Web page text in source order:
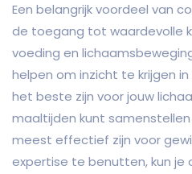
Een belangrijk voordeel van
de toegang tot waardevolle
voeding en
helpen om inzicht te krijgen
het beste zijn voor jouw
maaltijden kunt
meest effectief zijn voor
expertise te benutten, kun je